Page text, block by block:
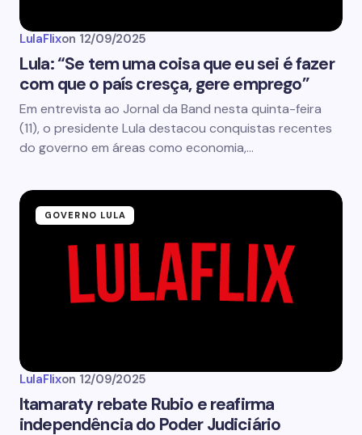
LulaFlixon 12/09/2025
Lula: “Se tem uma coisa que eu sei é fazer
com que o país cresça, gere emprego”
Em entrevista ao Jornal da Band nesta quinta-feira
(11), o presidente Lula destacou conquistas recentes
do governo em áreas como economia,…
GOVERNO LULA
LulaFlixon 12/09/2025
Itamaraty rebate Rubio e reafirma
independência do Poder Judiciário